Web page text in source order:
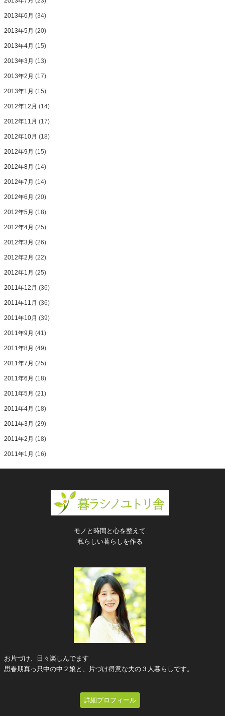
2013年6月 (34)
2013年5月 (20)
2013年4月 (15)
2013年3月 (13)
2013年2月 (17)
2013年1月 (15)
2012年12月 (14)
2012年11月 (17)
2012年10月 (18)
2012年9月 (15)
2012年8月 (14)
2012年7月 (14)
2012年6月 (20)
2012年5月 (18)
2012年4月 (25)
2012年3月 (26)
2012年2月 (22)
2012年1月 (25)
2011年12月 (36)
2011年11月 (36)
2011年10月 (39)
2011年9月 (41)
2011年8月 (49)
2011年7月 (25)
2011年6月 (18)
2011年5月 (21)
2011年4月 (18)
2011年3月 (29)
2011年2月 (18)
2011年1月 (16)
モノと時間と心を整えて
私らしい暮らしを作る
お片づけ、日々楽しんでます
思春期真っ只中の中２娘と、片づけ得意な夫の３人暮らしです。
詳細プロフィール